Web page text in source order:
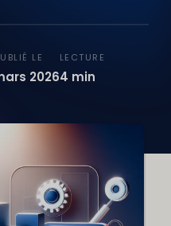
LE
2026
LECTURE
4 min